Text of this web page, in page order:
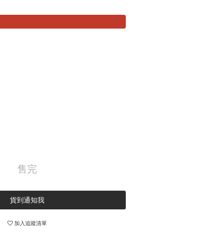
售完
貨到通知我
加入追蹤清單